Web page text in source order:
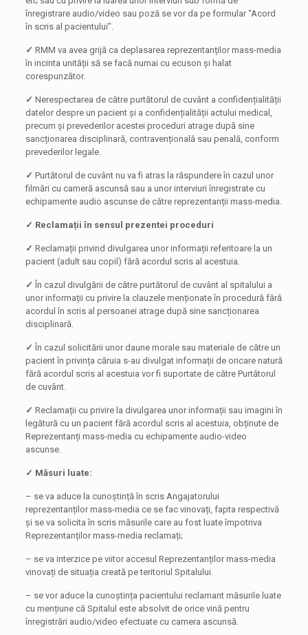
înregistrare audio/video sau poză se vor da pe formular “Acord
în scris al pacientului”.
✓ RMM va avea grijă ca deplasarea reprezentanților mass-media
în incinta unității să se facă numai cu ecuson și halat
corespunzător.
✓ Nerespectarea de către purtătorul de cuvânt a confidențialității
datelor despre un pacient și a confidențialității actului medical,
precum și prevederilor acestei proceduri atrage după sine
sancționarea disciplinară, contravențională sau penală, conform
prevederilor legale.
✓ Purtătorul de cuvânt nu va fi atras la răspundere în cazul unor
filmări cu cameră ascunsă sau a unor interviuri înregistrate cu
echipamente audio ascunse de către reprezentanții mass-media.
✓ Reclamații în sensul prezentei proceduri
✓ Reclamații privind divulgarea unor informații referitoare la un
pacient (adult sau copil) fără acordul scris al acestuia.
✓ În cazul divulgării de către purtătorul de cuvânt al spitalului a
unor informații cu privire la clauzele menționate în procedură fără
acordul în scris al persoanei atrage după sine sancționarea
disciplinară.
✓ În cazul solicitării unor daune morale sau materiale de către un
pacient în privința căruia s-au divulgat informații de oricare natură
fără acordul scris al acestuia vor fi suportate de către Purtătorul
de cuvânt.
✓ Reclamații cu privire la divulgarea unor informații sau imagini în
legătură cu un pacient fără acordul scris al acestuia, obținute de
Reprezentanți mass-media cu echipamente audio-video
ascunse.
✓ Măsuri luate:
– se va aduce la cunoștință în scris Angajatorului
reprezentanților mass-media ce se fac vinovați, fapta respectivă
și se va solicita în scris măsurile care au fost luate împotriva
Reprezentanților mass-media reclamați;
– se va interzice pe viitor accesul Reprezentanților mass-media
vinovați de situația creată pe teritoriul Spitalului.
– se vor aduce la cunoștința pacientului reclamant măsurile luate
cu mențiune că Spitalul este absolvit de orice vină pentru
înregistrări audio/video efectuate cu camera ascunsă.